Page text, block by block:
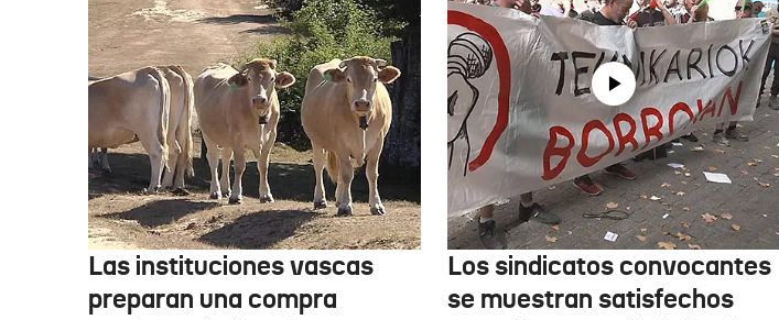
Las instituciones vascas
preparan una compra
Los sindicatos convocantes
se muestran satisfechos